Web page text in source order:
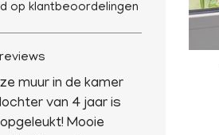
op klantbeoordelingen
muur in de kamer
van 4 jaar is
Mooie